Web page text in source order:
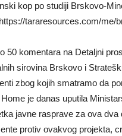
kop po studiji Brskovo-
tararesources.com/me/
50 komentara na Detaljni
sirovina Brskovo i
zbog kojih smatramo da
je danas uputila
javne rasprave za ova dva
protiv ovakvog projekta,